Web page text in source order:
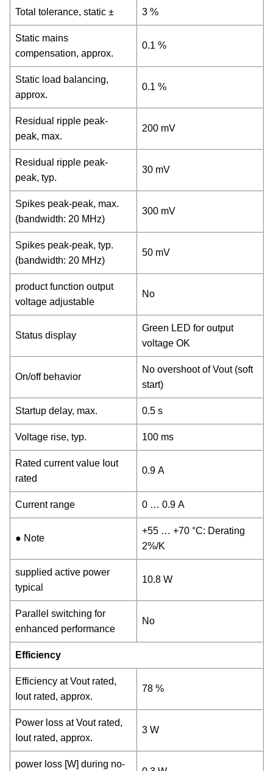
Total tolerance, static ± 3 %
Static mains
compensation, approx.
0.1 %
Static load balancing,
approx.
0.1 %
Residual ripple peak-
peak, max.
200 mV
Residual ripple peak-
peak, typ.
30 mV
Spikes peak-peak, max.
(bandwidth: 20 MHz)
300 mV
Spikes peak-peak, typ.
(bandwidth: 20 MHz)
50 mV
product function output
voltage adjustable
No
Status display
Green LED for output
voltage OK
On/off behavior
No overshoot of Vout (soft
start)
Startup delay, max. 0.5 s
Voltage rise, typ. 100 ms
Rated current value Iout
rated
0.9 A
Current range 0 … 0.9 A
● Note
+55 … +70 °C: Derating
2%/K
supplied active power
typical
10.8 W
Parallel switching for
enhanced performance
No
Efficiency
Efficiency at Vout rated,
Iout rated, approx.
78 %
Power loss at Vout rated,
Iout rated, approx.
3 W
power loss [W] during no-